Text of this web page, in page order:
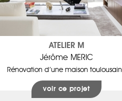
ATELIER M
Jérôme MERIC
Rénovation d’une maison
voir ce projet